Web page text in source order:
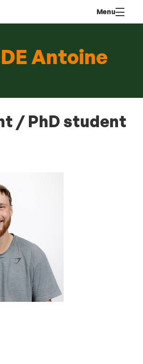
contenu
Menu
Antoine
/ PhD student